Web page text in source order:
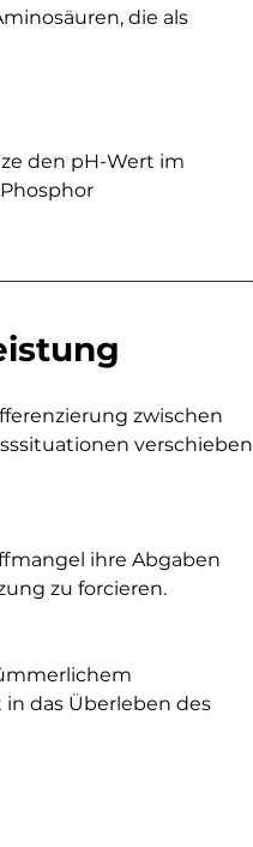
die als
den pH-Wert im
zwischen
verschieben
ihre Abgaben
zu forcieren.
das Überleben des